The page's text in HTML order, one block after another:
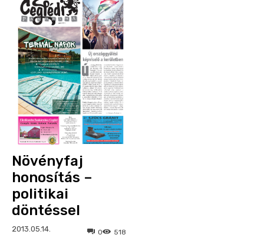
Növényfaj
honosítás –
politikai
döntéssel
2013.05.14. 518
0